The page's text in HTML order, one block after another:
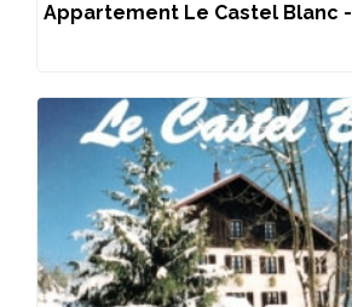
Appartement Le Castel Blanc